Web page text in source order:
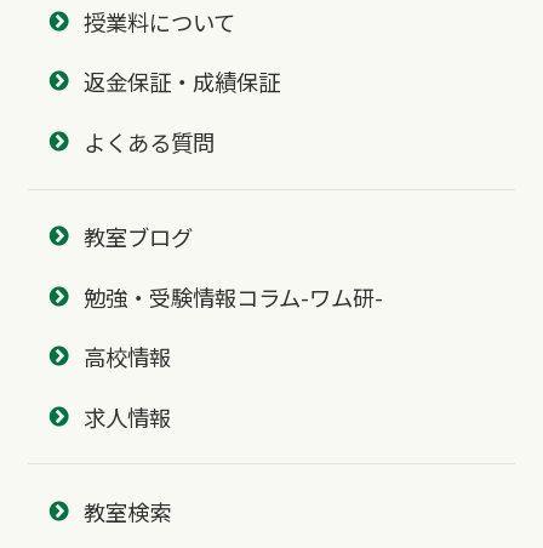
授業料について
返金保証・成績保証
よくある質問
教室ブログ
勉強・受験情報コラム-ワム研-
高校情報
求人情報
教室検索